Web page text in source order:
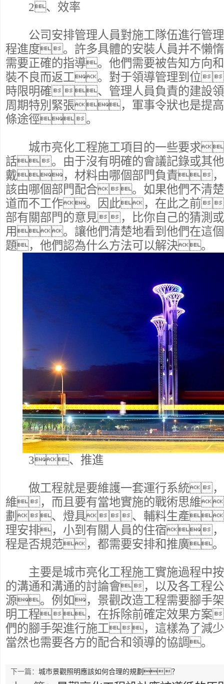
2、效率
公司安排管理人員對施工隊伍進行管
程進度。許多具體的安裝人員并不
需要正確的指導。他們需要被告知方向
裝不良而返工。對于領導管理到位
時限明確、管理人員負責的建設
周期特別緊張，軍事令狀也是提高
條途徑。
城市亮化工程施工項目的一些要求
話。由于沒有明確的會議記錄或其
戴，材料由哪個部門負責，
該由哪個部門配合。如果他們不
道而不工作。因此，在此之前
部有關部門的意見，比你自己的猜測
用。讓他們清楚地看到他們在這個
題，他們認為什么方法可以解決。
3、推進
做工程就是要維護一套運行系統，
維，而且要有當地實施的戰術思維
劃、燈具、輔料生產
理安排，小到有關人員的住宿
程是否規范，都需要安排和推廣。
主要是城市亮化工程施工實施過程中按
的溝通和溝通的討論會，以及各工程
源。例如，景觀改造工程需要腳手
明工程，在拆除前確定效果方案
們的腳手架進行施工，這樣為了減
當然也需要各方的配合和領導的協調。
下一篇： 城市景觀照明應該如何合理的規劃？